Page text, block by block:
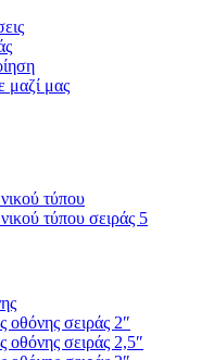
μαζί μας
τύπου
τύπου σειράς 5
οθόνης σειράς 2″
οθόνης σειράς 2,5″